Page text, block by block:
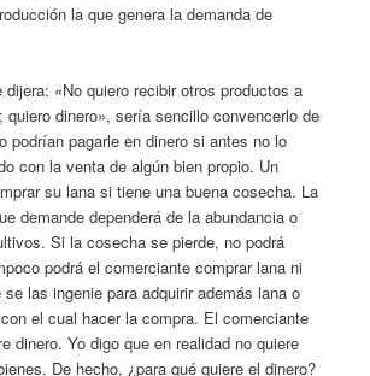
la que genera la demanda de
dijera: «No quiero recibir otros productos a
quiero dinero», sería sencillo convencerlo de
podrían pagarle en dinero si antes no lo
con la venta de algún bien propio. Un
su lana si tiene una buena cosecha. La
demande dependerá de la abundancia o
Si la cosecha se pierde, no podrá
podrá el comerciante comprar lana ni
las ingenie para adquirir además lana o
el cual hacer la compra. El comerciante
dinero. Yo digo que en realidad no quiere
De hecho, ¿para qué quiere el dinero?